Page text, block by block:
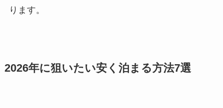
ります。
2026年に狙いたい安く泊まる方法7選